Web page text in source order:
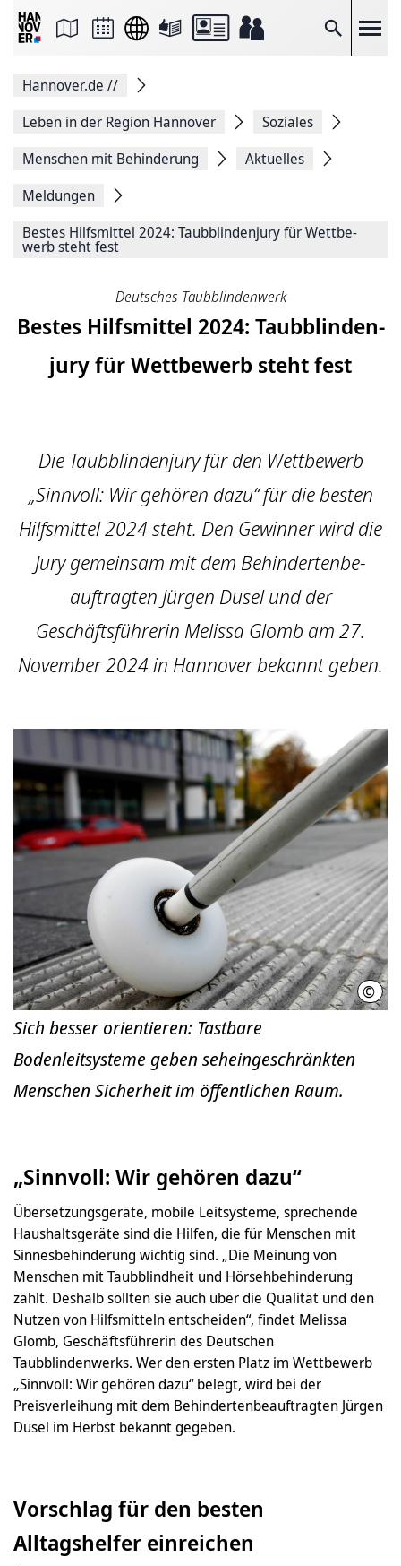
Suche
Seite
Facebook
teilen
Seitenlink
Seite
Hannover.de //
Leben in der Region Hannover
Soziales
Menschen mit Behinderung
Aktuelles
Meldungen
Bestes Hilfs­mit­tel 2024: Taub­blin­den­jury für Wett­be­
werb steht fest
Deutsches Taubblindenwerk
Bestes Hilfs­mit­tel 2024: Taub­blin­den­
jury für Wett­be­werb steht fest
Die Taub­blinden­jury für den Wett­bewerb
„Sinnvoll: Wir gehören dazu“ für die besten
Hilfsmittel 2024 steht. Den Gewinner wird die
Jury gemeinsam mit dem Behinderten­be­
auftragten Jürgen Dusel und der
Geschäftsführerin Melissa Glomb am 27.
November 2024 in Hannover bekannt geben.
©
Sich besser orientieren: Tastbare
Bodenleitsysteme geben seheingeschränkten
Menschen Sicherheit im öffentlichen Raum.
„Sinnvoll: Wir gehören dazu“
Übersetzungsgeräte, mobile Leitsysteme, sprechende
Haushaltsgeräte sind die Hilfen, die für Menschen mit
Sinnesbehinderung wichtig sind. „Die Meinung von
Menschen mit Taubblindheit und Hörsehbehinderung
zählt. Deshalb sollten sie auch über die Qualität und den
Nutzen von Hilfsmitteln entscheiden“, findet Melissa
Glomb, Geschäftsführerin des Deutschen
Taubblindenwerks. Wer den ersten Platz im Wettbewerb
„Sinnvoll: Wir gehören dazu“ belegt, wird bei der
Preisverleihung mit dem Behindertenbeauftragten Jürgen
Dusel im Herbst bekannt gegeben.
Vorschlag für den besten
Alltagshelfer einreichen